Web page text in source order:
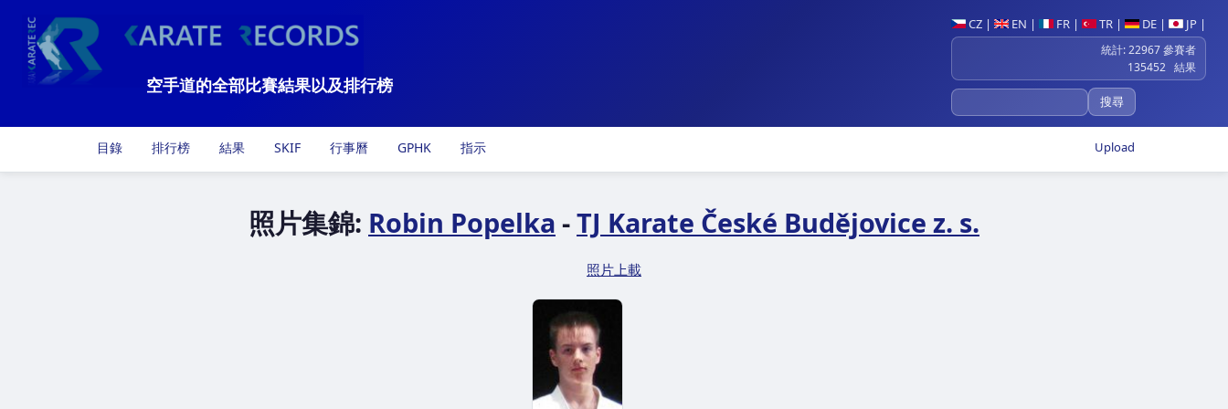
CZ | EN | FR | TR | DE | JP |
統計: 22967 參賽者
135452 結果
空手道的全部比賽結果以及排行榜
Upload
目錄 排行榜 結果 SKIF 行事曆 GPHK 指示
照片集錦: Robin Popelka -TJ Karate České Budějovice z. s.
照片上載